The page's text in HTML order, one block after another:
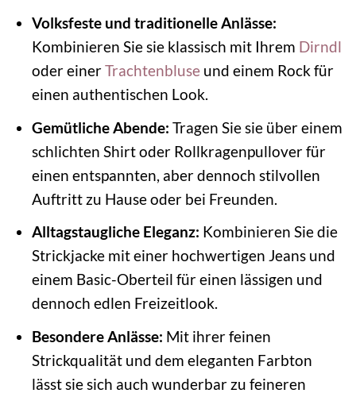
Volksfeste und traditionelle Anlässe:
Kombinieren Sie sie klassisch mit Ihrem Dirndl
oder einerTrachtenbluseund einem Rock für
einen authentischen Look.
Gemütliche Abende: Tragen Sie sie über einem
schlichten Shirt oder Rollkragenpullover für
einen entspannten, aber dennoch stilvollen
Auftritt zu Hause oder bei Freunden.
Alltagstaugliche Eleganz: Kombinieren Sie die
Strickjacke mit einer hochwertigen Jeans und
einem Basic-Oberteil für einen lässigen und
dennoch edlen Freizeitlook.
Besondere Anlässe: Mit ihrer feinen
Strickqualität und dem eleganten Farbton
lässt sie sich auch wunderbar zu feineren